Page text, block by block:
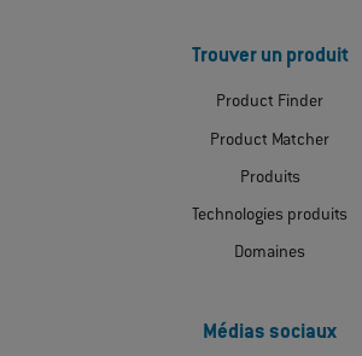
Trouver un produit
Product Finder
Product Matcher
Produits
Technologies produits
Domaines
Médias sociaux